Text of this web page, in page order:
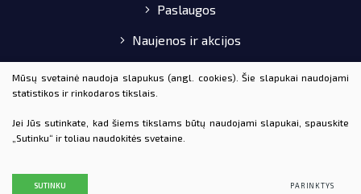
Paslaugos
Naujenos ir akcijos
Pirkimo-pardavimo taisyklės
Mūsų svetainė naudoja slapukus (angl. cookies). Šie slapukai naudojami
statistikos ir rinkodaros tikslais.
Jei Jūs sutinkate, kad šiems tikslams būtų naudojami slapukai, spauskite
„Sutinku“ ir toliau naudokitės svetaine.
SUTINKU PARINKTYS